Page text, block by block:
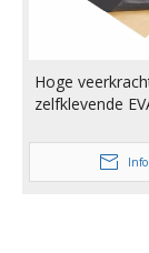
Hoge
zelfklevende